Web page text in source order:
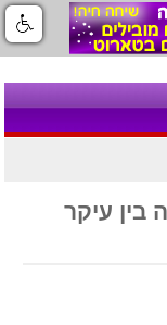
בין עיקר